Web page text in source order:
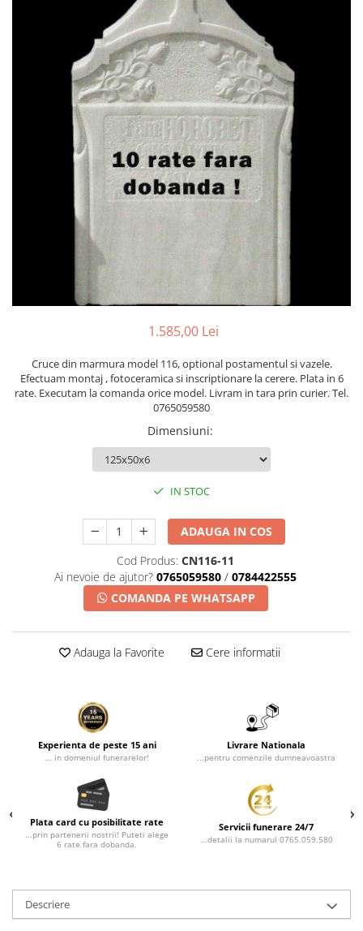
Placute ABS personalizate
Solutii intretinere granit si
1.585,00 Lei
Cruce din marmura model 116, optional postamentul si vazele.
Efectuam montaj , fotoceramica si inscriptionare la cerere. Plata in 6
rate. Executam la comanda orice model. Livram in tara prin curier. Tel.
0765059580
Dimensiuni:
IN STOC
ADAUGA IN COS
Cod Produs: CN116-11
Ai nevoie de ajutor? 0765059580 / 0784422555
COMANDA PE WHATSAPP
Adauga la Favorite Cere informatii
Experienta de peste 15 ani
... in domeniul funerarelor!
Livrare Nationala
...pentru comenzile dumneavoastra
Plata card cu posibilitate rate
...prin partenerii nostrii! Puteti alege
6 rate fara dobanda.
Servicii funerare 24/7
...detalii la numarul 0765.059.580
Descriere